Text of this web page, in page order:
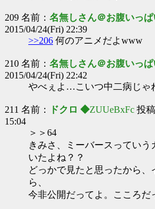
209 名前： 名無しさん＠お腹いっぱ
2015/04/24(Fri) 22:39
>>206 何のアニメだよwww
210 名前： 名無しさん＠お腹いっぱ
2015/04/24(Fri) 22:42
やべぇよ…こいつ中二病じ
211 名前： ドクロ ◆ZUUeBxFc 投
15:04
＞＞64
きみさ、ミーバースっていう
いたよね？？
どっかで見たと思ったから、
ら、
今非公開だってよ。こころだ